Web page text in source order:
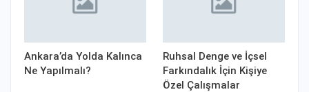
Ankara’da Yolda Kalınca
Ne Yapılmalı?
Ruhsal Denge ve İçsel
Farkındalık İçin Kişiye
Özel Çalışmalar